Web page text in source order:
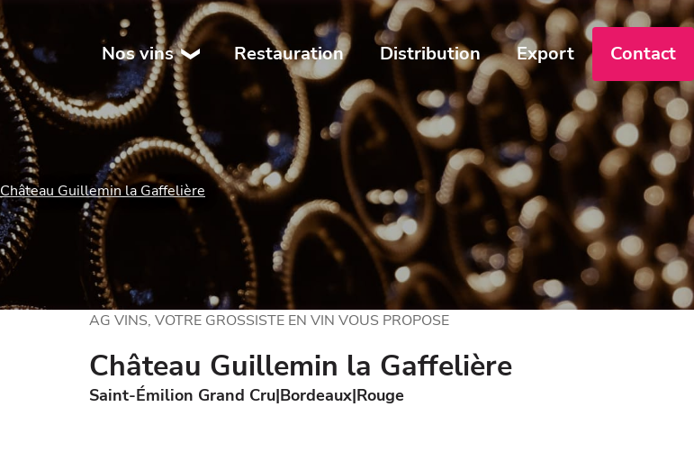
Nos vins Restauration Distribution Export Contact
Château Guillemin la Gaffelière
AG VINS, VOTRE GROSSISTE EN VIN VOUS PROPOSE
Château Guillemin la Gaffelière
Saint-Émilion Grand Cru Bordeaux Rouge